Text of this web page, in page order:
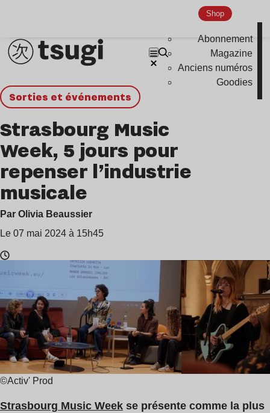
Shop
Abonnement
Magazine
Anciens numéros
Goodies
Sorties et événements
Strasbourg Music
Week, 5 jours pour
repenser l’industrie
musicale
Par Olivia Beaussier
Le 07 mai 2024 à 15h45
lecture
:
3
min
©Activ' Prod
Strasbourg Music Week se présente comme la plus